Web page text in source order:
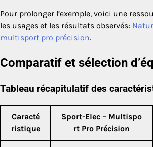
Pour prolonger l’exemple, voici une
les usages et les résultats observés:
multisport pro précision.
Comparatif et sélection
Tableau récapitulatif des
Caracté
ristique
Sport-Elec – Multispo
rt Pro Précision